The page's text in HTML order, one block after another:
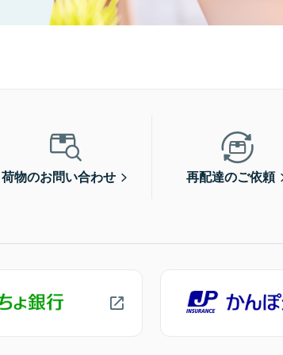
荷物のお問い合わせ 再配達のご依頼